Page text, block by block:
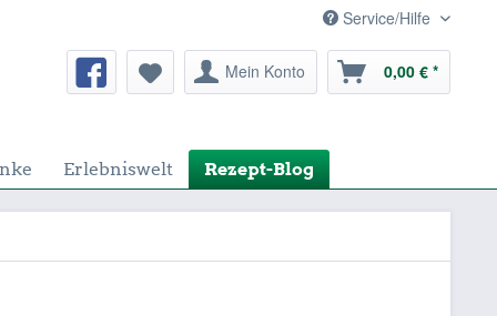
Service/Hilfe
Mein Konto 0,00 € *
Erlebniswelt Rezept-Blog